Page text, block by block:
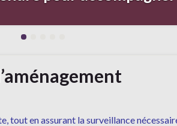
tout en assurant la surveillance